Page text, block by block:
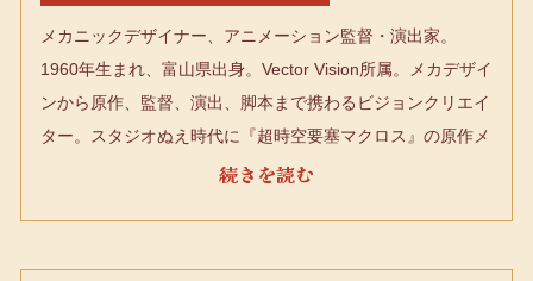
メカニックデザイナー、アニメーション監督・演出家。
1960年生まれ、富山県出身。Vector Vision所属。メカデザイ
ンから原作、監督、演出、脚本まで携わるビジョンクリエイ
ター。スタジオぬえ時代に『超時空要塞マクロス』の原作メ
ンバーとして参加。メカデザインのみならずコンテや脚本な
クロス』シリーズをバルキリーデザイン・原作・監督・総監